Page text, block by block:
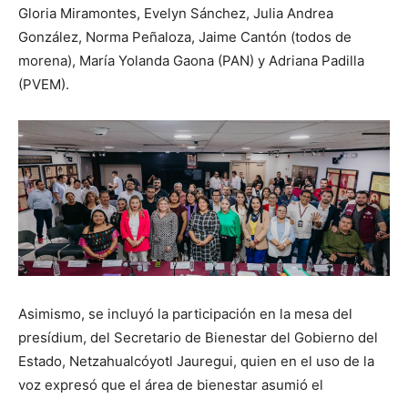
Gloria Miramontes, Evelyn Sánchez, Julia Andrea
González, Norma Peñaloza, Jaime Cantón (todos de
morena), María Yolanda Gaona (PAN) y Adriana Padilla
(PVEM).
Asimismo, se incluyó la participación en la mesa del
presídium, del Secretario de Bienestar del Gobierno del
Estado, Netzahualcóyotl Jauregui, quien en el uso de la
voz expresó que el área de bienestar asumió el